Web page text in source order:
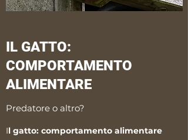
IL GATTO:
COMPORTAMENTO
ALIMENTARE
Predatore o altro?
Il gatto: comportamento alimentare